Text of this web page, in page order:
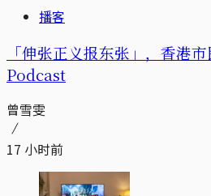
播客
「伸张正义报东张」，香港
Podcast
曾雪雯
17 小时前